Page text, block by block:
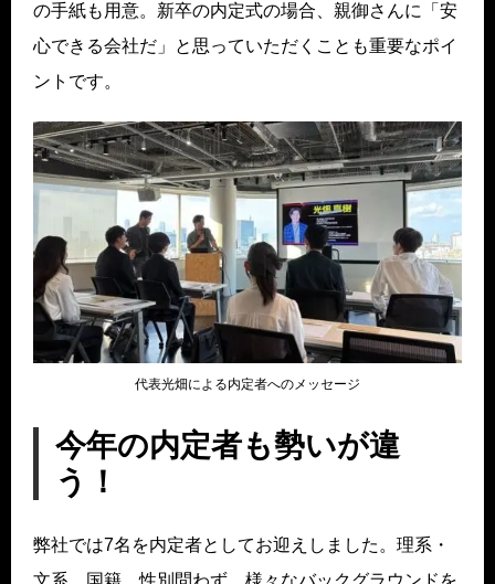
の手紙も用意。新卒の内定式の場合、親御さんに「安
心できる会社だ」と思っていただくことも重要なポイ
ントです。
代表光畑による内定者へのメッセージ
今年の内定者も勢いが違
う！
弊社では7名を内定者としてお迎えしました。理系・
文系、国籍、性別問わず、様々なバックグラウンドを